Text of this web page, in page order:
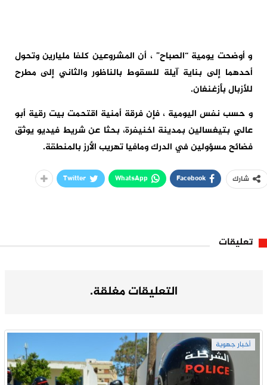
و أوضحت يومية “الصباح” ، أن المشروعين كلفا مليارين وتحول
أحدهما إلى بناية آيلة للسقوط بالناظور والثاني إلى مطرح
للأزبال بأزغنغان.
و حسب نفس اليومية ، فإن فرقة أمنية اقتحمت بيت رقية أبو
عالي بتيغسالين بمدينة اخنيفرة، بحثا عن شريط فيديو يوثق
فضائح مسؤولين في الدرك ومافيا تهريب الأرز بالمنطقة.
شارك Facebook
WhatsApp
Twitter
تعليقات
التعليقات مغلقة.
أخبار جهوية